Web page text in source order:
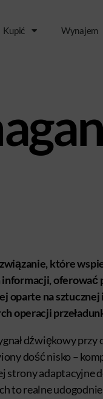
Kupić Wynajem
które
oferować
oparte na
operacji
dźwiękowy przy
dość nisko –
strony adaptacyjne
to realne